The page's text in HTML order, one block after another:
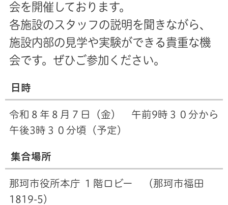
会を開催しております。
各施設のスタッフの説明を聞きながら、
施設内部の見学や実験ができる貴重な機
会です。 ぜひご参加ください。
日時
令和８年８月７日（金） 午前9時３０分から
午後3時３０分頃（予定）
集合場所
那珂市役所本庁 １階ロビー （那珂市福田
1819-5）